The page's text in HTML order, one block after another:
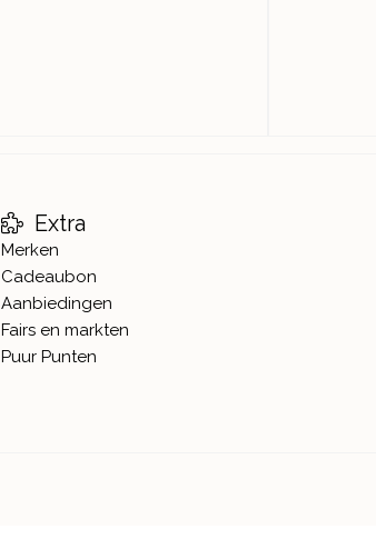
Extra
Merken
Cadeaubon
Aanbiedingen
Fairs en markten
Puur Punten